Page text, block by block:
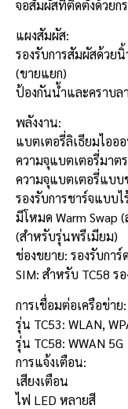
จอสัมผัสที่ติดตั้งด้วยกร
แผงสัมผัส:
รองรับการสัมผัสด้วย
(ขายแยก)
ป้องกันน้ำและคราบล
พลังงาน:
แบตเตอรี่ลิเธียมไออ
ความจุแบตเตอรี่มาต
ความจุแบตเตอรี่แบบ
รองรับการชาร์จแบบไ
มีโหมด Warm Swap
(สำหรับรุ่นพรีเมียม)
ช่องขยาย: รองรับการ์
SIM: สำหรับ TC58 ร
การเชื่อมต่อเครือข่าย:
รุ่น TC53: WLAN,
รุ่น TC58: WWAN 5G
การแจ้งเตือน:
เสียงเตือน
ไฟ LED หลายสี